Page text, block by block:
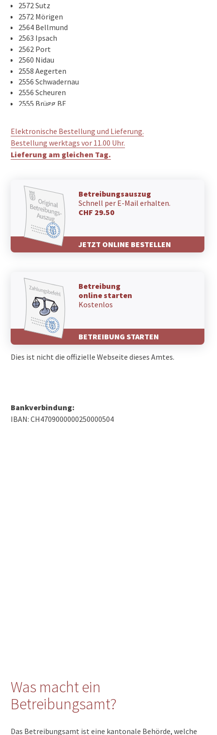
2572 Sutz
2572 Mörigen
2564 Bellmund
2563 Ipsach
2562 Port
2560 Nidau
2558 Aegerten
2556 Schwadernau
2556 Scheuren
2555 Brügg BE
2552 Orpund
2543 Lengnau BE
2542 Pieterlen
2514 Ligerz
2513 Twann
2512 Tüscherz-Alfermée
2505 Biel/Bienne
2504 Biel/Bienne
2503 Biel/Bienne
2502 Biel/Bienne
Elektronische Bestellung und Lieferung.
Bestellung werktags vor 11.00 Uhr.
Lieferung am gleichen Tag.
Betreibungsauszug
Schnell per E-Mail erhalten.
CHF 29.50
JETZT ONLINE BESTELLEN
Betreibung
online starten
Kostenlos
BETREIBUNG STARTEN
Dies ist nicht die offizielle Webseite dieses Amtes.
Bankverbindung:
IBAN: CH4709000000250000504
Was macht ein
Betreibungsamt?
Das Betreibungsamt ist eine kantonale Behörde, welche